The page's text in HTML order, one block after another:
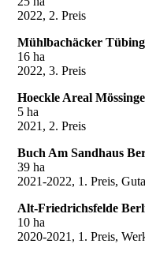
2022, 2. Preis
Mühlbachäcker
16 ha
2022, 3. Preis
Hoeckle Areal
5 ha
2021, 2. Preis
Buch Am Sandhaus
39 ha
2021-2022, 1. Preis,
Alt-Friedrichsfelde
10 ha
2020-2021, 1. Preis,